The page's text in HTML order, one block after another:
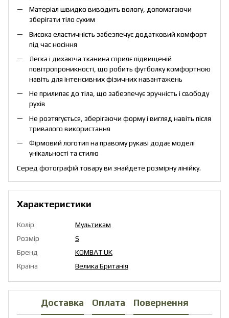
Матеріал швидко виводить вологу, допомагаючи
зберігати тіло сухим
Висока еластичність забезпечує додатковий комфорт
під час носіння
Легка і дихаюча тканина сприяє підвищеній
повітропроникності, що робить футболку комфортною
навіть для інтенсивних фізичних навантажень
Не прилипає до тіла, що забезпечує зручність і свободу
рухів
Не розтягується, зберігаючи форму і вигляд навіть після
тривалого використання
Фірмовий логотип на правому рукаві додає моделі
унікальності та стилю
Серед фотографій товару ви знайдете розмірну лінійку.
Характеристики
Колір
Мультикам
Розмір
S
Бренд
KOMBAT UK
Країна
Велика Британія
Доставка Оплата Повернення